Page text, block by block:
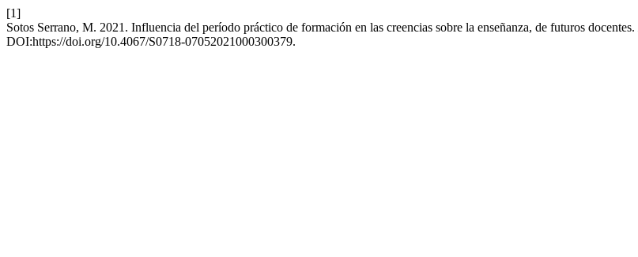
[1]
Sotos Serrano, M. 2021. Influencia del período práctico de formación en las creencias sobre la enseñanza, de futuros docentes.
DOI:https://doi.org/10.4067/S0718-07052021000300379.